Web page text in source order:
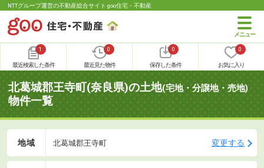
NTTグループ運営の不動産総合サイト goo住宅・不動産
1
最近検索した条件
0
最近見た物件
0
保存した条件
0
お気に入り
北葛城郡王寺町(奈良県)の土地(宅地・分譲地・売地)
物件一覧
地域 北葛城郡王寺町 変更する